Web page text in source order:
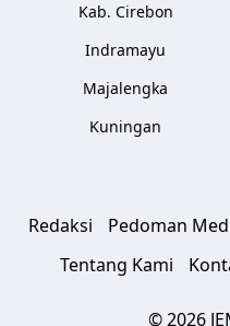
Kab. Cirebon
Indramayu
Majalengka
Kuningan
Redaksi Pedoman
Tentang Kami
© 2026